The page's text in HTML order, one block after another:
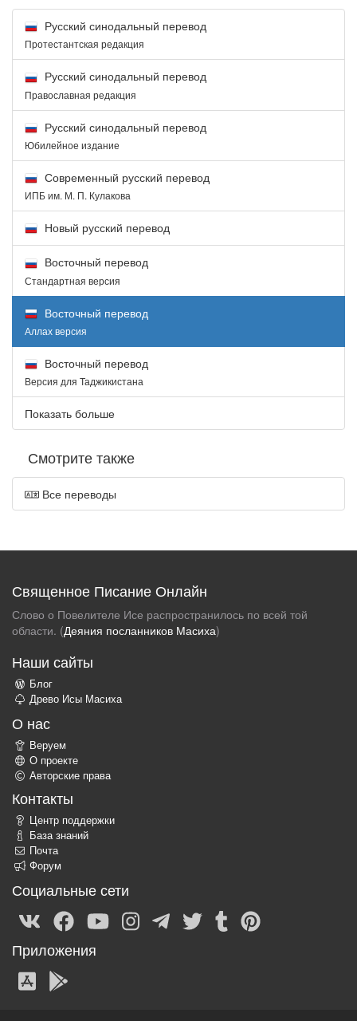
Русский синодальный перевод
Протестантская редакция
Русский синодальный перевод
Православная редакция
Русский синодальный перевод
Юбилейное издание
Современный русский перевод
ИПБ им. М. П. Кулакова
Новый русский перевод
Восточный перевод
Стандартная версия
Восточный перевод
Аллах версия
Восточный перевод
Версия для Таджикистана
Показать больше
Смотрите также
Все переводы
Священное Писание Онлайн
Слово о Повелителе Исе распространилось по всей той
области. (Деяния посланников Масиха)
Наши сайты
Блог
Древо Исы Масиха
О нас
Веруем
О проекте
Авторские права
Контакты
Центр поддержки
База знаний
Почта
Форум
Социальные сети
Приложения